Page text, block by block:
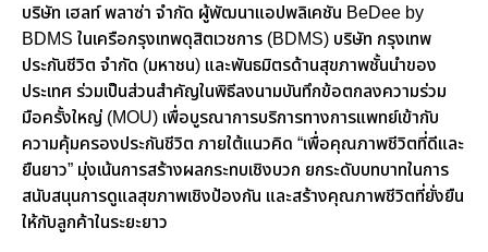
บริษัท เฮลท์ พลาซ่า จำกัด ผู้พัฒนาแอปพลิเคชัน BeDee by
BDMS ในเครือกรุงเทพดุสิตเวชการ (BDMS) บริษัท กรุงเทพ
ประกันชีวิต จำกัด (มหาชน) และพันธมิตรด้านสุขภาพชั้นนำของ
ประเทศ ร่วมเป็นส่วนสำคัญในพิธีลงนามบันทึกข้อตกลงความร่วม
มือครั้งใหญ่ (MOU) เพื่อบูรณาการบริการทางการแพทย์เข้ากับ
ความคุ้มครองประกันชีวิต ภายใต้แนวคิด “เพื่อคุณภาพชีวิตที่ดีและ
ยืนยาว” มุ่งเน้นการสร้างผลกระทบเชิงบวก ยกระดับบทบาทในการ
สนับสนุนการดูแลสุขภาพเชิงป้องกัน และสร้างคุณภาพชีวิตที่ยั่งยืน
ให้กับลูกค้าในระยะยาว